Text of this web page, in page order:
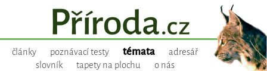
články poznávací testy témata
adresář
slovník
tapety na plochu
o nás